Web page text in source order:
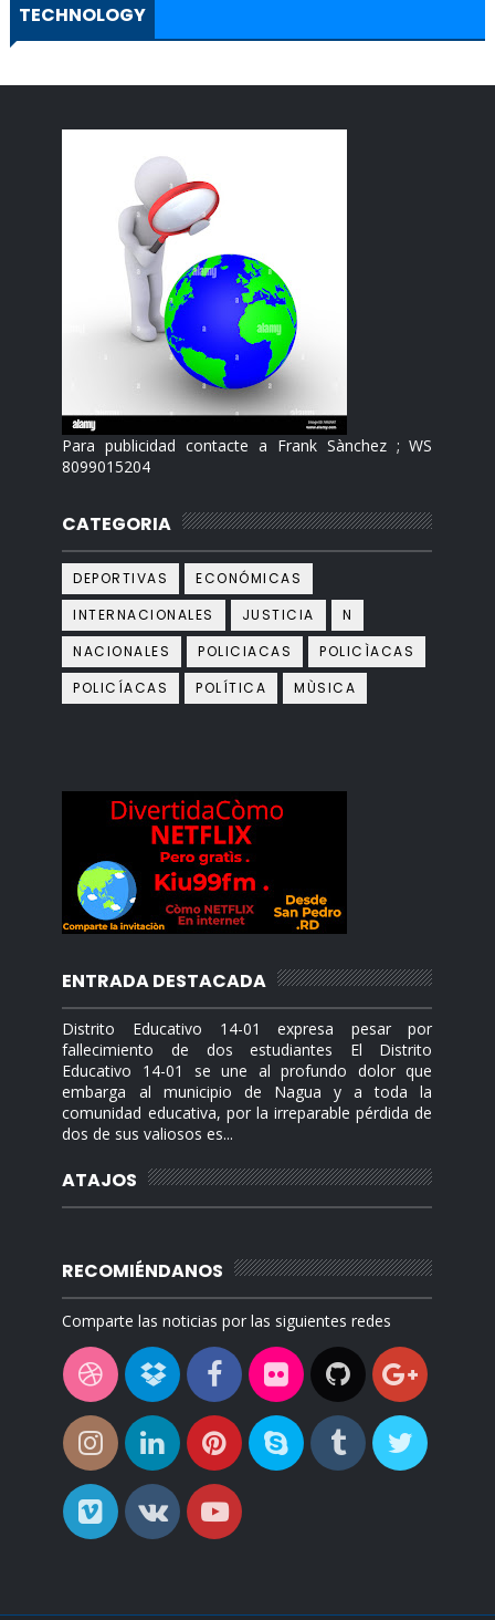
TECHNOLOGY
Para publicidad contacte a Frank Sànchez ; WS
8099015204
CATEGORIA
DEPORTIVAS
ECONÓMICAS
INTERNACIONALES
JUSTICIA
N
NACIONALES
POLICIACAS
POLICÌACAS
POLICÍACAS
POLÍTICA MÙSICA
ENTRADA DESTACADA
Distrito Educativo 14-01 expresa pesar por
fallecimiento de dos estudiantes El Distrito
Educativo 14-01 se une al profundo dolor que
embarga al municipio de Nagua y a toda la
comunidad educativa, por la irreparable pérdida de
dos de sus valiosos es...
ATAJOS
RECOMIÉNDANOS
Comparte las noticias por las siguientes redes